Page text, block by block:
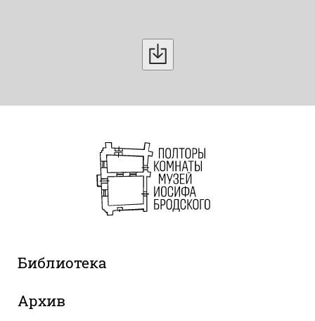
Библиотека
Архив